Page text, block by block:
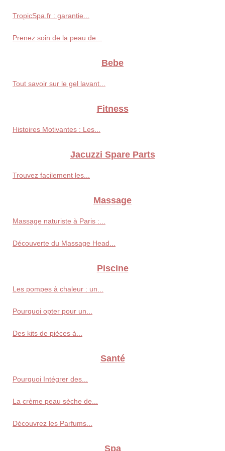
TropicSpa.fr : garantie...
Prenez soin de la peau de...
Bebe
Tout savoir sur le gel lavant...
Fitness
Histoires Motivantes : Les...
Jacuzzi Spare Parts
Trouvez facilement les...
Massage
Massage naturiste à Paris :...
Découverte du Massage Head...
Piscine
Les pompes à chaleur : un...
Pourquoi opter pour un...
Des kits de pièces à...
Santé
Pourquoi Intégrer des...
La crème peau sèche de...
Découvrez les Parfums...
Spa